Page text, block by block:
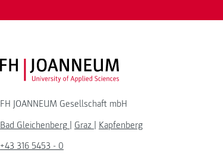
FH JOANNEUM Logo
FH JOANNEUM Gesellschaft mbH
Bad Gleichenberg | Graz | Kapfenberg
+43 316 5453 - 0